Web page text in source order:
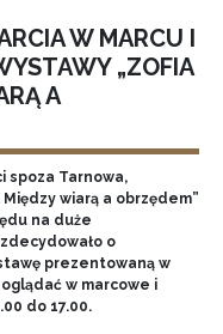
W MARCU I
„ZOFIA
A
spoza Tarnowa,
wiarą a obrzędem”
na duże
o
prezentowaną w
w marcowe i
do 17.00.